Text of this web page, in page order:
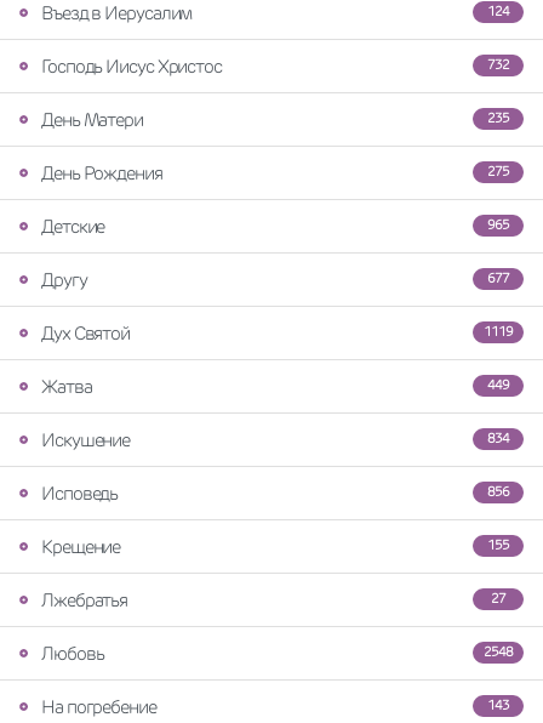
124
Въезд в Иерусалим
732
Господь Иисус Христос
235
День Матери
275
День Рождения
965
Детские
677
Другу
1119
Дух Святой
449
Жатва
834
Искушение
856
Исповедь
155
Крещение
27
Лжебратья
2548
Любовь
143
На погребение